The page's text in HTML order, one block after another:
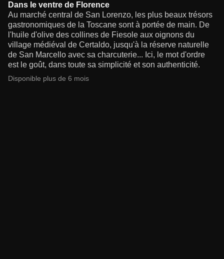
Dans le ventre de Florence
Au marché central de San Lorenzo, les plus beaux trésors
gastronomiques de la Toscane sont à portée de main. De
l'huile d'olive des collines de Fiesole aux oignons du
village médiéval de Certaldo, jusqu'à la réserve naturelle
de San Marcello avec sa charcuterie... Ici, le mot d'ordre
est le goût, dans toute sa simplicité et son authenticité.
Disponible plus de 6 mois